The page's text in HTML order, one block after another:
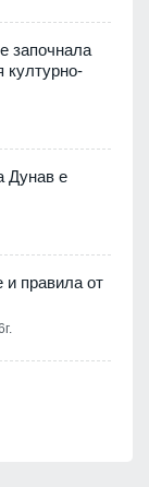
започнала
културно-
Дунав е
и правила от